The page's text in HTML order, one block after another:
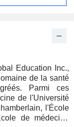
Education Inc.,
de la santé
Parmi ces
de l'Université
l'École
de médecine